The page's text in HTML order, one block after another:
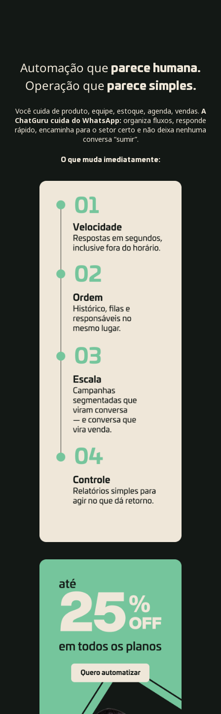
Automação que parece humana.
Operação que parece simples.
Você cuida de produto, equipe, estoque, agenda, vendas. A
ChatGuru cuida do WhatsApp: organiza fluxos, responde
rápido, encaminha para o setor certo e não deixa nenhuma
conversa “sumir”.
O que muda imediatamente: